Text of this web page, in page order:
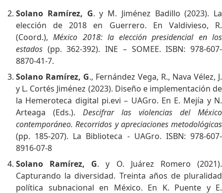
Solano Ramírez, G. y M. Jiménez Badillo (2023). La
elección de 2018 en Guerrero. En Valdivieso, R.
(Coord.),México 2018: la elección presidencial en los
estados (pp. 362-392). INE – SOMEE. ISBN: 978-607-
8870-41-7.
Solano Ramírez, G., Fernández Vega, R., Nava Vélez, J.
y L. Cortés Jiménez (2023). Diseño e implementación de
la Hemeroteca digital pi.evi – UAGro. En E. Mejía y N.
Arteaga (Eds.). Descifrar las violencias del México
contemporáneo. Recorridos y apreciaciones metodológicas
(pp. 185-207). La Biblioteca - UAGro. ISBN: 978-607-
8916-07-8
Solano Ramírez, G. y O. Juárez Romero (2021).
Capturando la diversidad. Treinta años de pluralidad
política subnacional en México. En K. Puente y E.